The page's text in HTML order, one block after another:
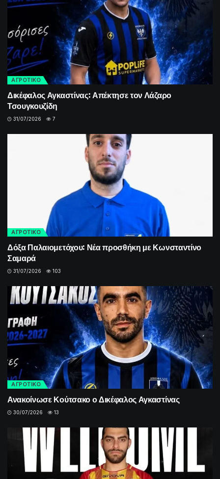
ΑΓΡΟΤΙΚΟ
Δικέφαλος Αγκαστίνας: Απέκτησε τον Λάζαρο
Τσουγκουζίδη
31/07/2026 7
ΑΓΡΟΤΙΚΟ
Δόξα Παλαιομετόχου: Νέα προσθήκη με Κωνσταντίνο
Σαμαρά
31/07/2026 103
ΑΓΡΟΤΙΚΟ
Ανακοίνωσε Κούτσακο ο Δικέφαλος Αγκαστίνας
30/07/2026 13